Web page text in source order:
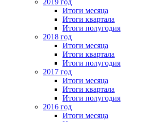
Итоги месяца
Итоги квартала
Итоги полугодия
2018 год
Итоги месяца
Итоги квартала
Итоги полугодия
2017 год
Итоги месяца
Итоги квартала
Итоги полугодия
2016 год
Итоги месяца